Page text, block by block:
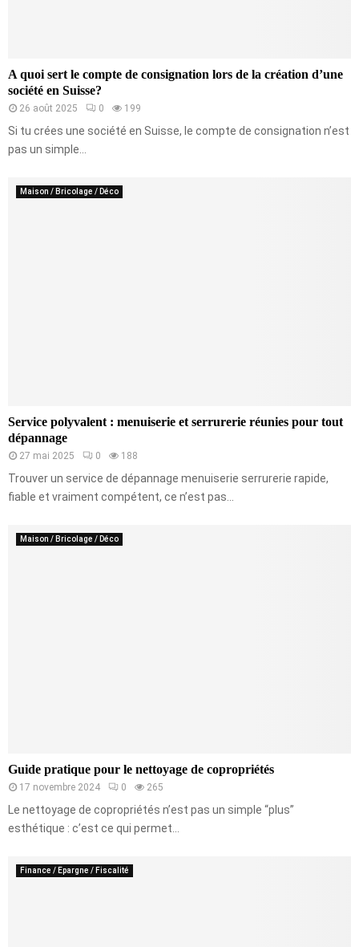
A quoi sert le compte de consignation lors de la création d’une
société en Suisse?
26 août 2025 0 199
Si tu crées une société en Suisse, le compte de consignation n’est
pas un simple...
Maison / Bricolage / Déco
Service polyvalent : menuiserie et serrurerie réunies pour tout
dépannage
27 mai 2025 0 188
Trouver un service de dépannage menuiserie serrurerie rapide,
fiable et vraiment compétent, ce n’est pas...
Maison / Bricolage / Déco
Guide pratique pour le nettoyage de copropriétés
17 novembre 2024 0 265
Le nettoyage de copropriétés n’est pas un simple “plus”
esthétique : c’est ce qui permet...
Finance / Epargne / Fiscalité